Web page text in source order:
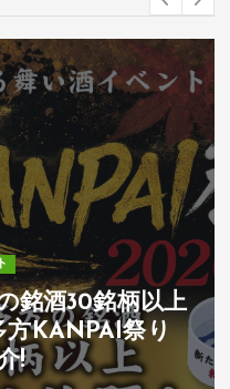
銘酒30銘柄以上
方KANPAI祭り
!